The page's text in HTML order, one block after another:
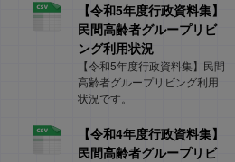
【令和5年度行政資料集】
民間高齢者グループリビ
ング利用状況
【令和5年度行政資料集】民間
高齢者グループリビング利用
状況です。
【令和4年度行政資料集】
民間高齢者グループリビ